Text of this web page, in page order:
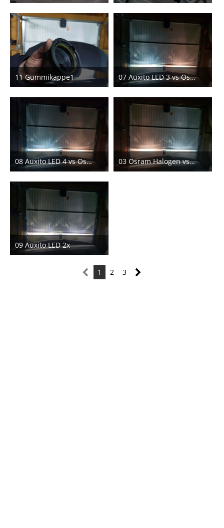
16. April 2023 9. April 2023
11 Gummikappe1
4. Februar 2023
07 Auxito LED 3 vs Osram Halogen
4. Februar 2023
08 Auxito LED 4 vs Osram Halogen
4. Februar 2023
03 Osram Halogen vs Osram LED
4. Februar 2023
09 Auxito LED 2x
4. Februar 2023
1 2 3